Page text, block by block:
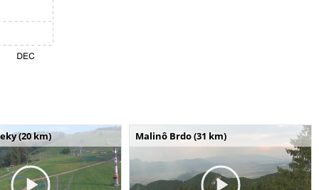
(20 km) Malinô Brdo (31 km)